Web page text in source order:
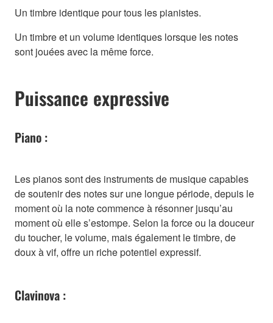
Un timbre identique pour tous les pianistes.
Un timbre et un volume identiques lorsque les notes
sont jouées avec la même force.
Puissance expressive
Piano :
Les pianos sont des instruments de musique capables
de soutenir des notes sur une longue période, depuis le
moment où la note commence à résonner jusqu’au
moment où elle s’estompe. Selon la force ou la douceur
du toucher, le volume, mais également le timbre, de
doux à vif, offre un riche potentiel expressif.
Clavinova :